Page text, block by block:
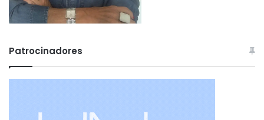
Patrocinadores